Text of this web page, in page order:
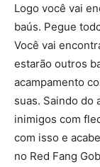
Logo você vai
baús. Pegue
Você vai
estarão outros
acampamento
suas. Saindo do
inimigos com
com isso e
no Red Fang